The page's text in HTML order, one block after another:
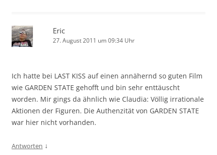
Eric
27. August 2011 um 09:34 Uhr
Ich hatte bei LAST KISS auf einen annähernd so guten Film
wie GARDEN STATE gehofft und bin sehr enttäuscht
worden. Mir gings da ähnlich wie Claudia: Völlig irrationale
Aktionen der Figuren. Die Authenzität von GARDEN STATE
war hier nicht vorhanden.
Antworten ↓